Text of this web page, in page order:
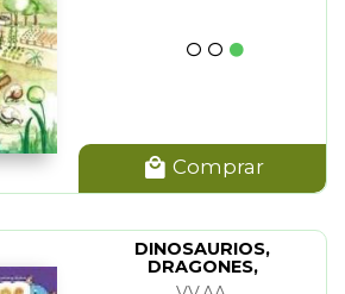
Comprar
DINOSAURIOS,
DRAGONES,
MONSTRUOS Y MAS...